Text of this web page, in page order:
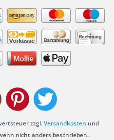
zzgl.Versandkosten und
nicht anders beschrieben.